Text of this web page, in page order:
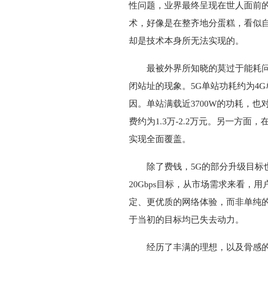
性问题，业界最终呈现在世人面前
术，好像是在整齐地分蛋糕，看似
却是技术本身所无法实现的。
最被外界所知晓的莫过于能耗
闭站址的现象。5G单站功耗约为
因。单站满载近3700W的功耗，也
费约为1.3万-2.2万元。另一方面，
实现全面覆盖。
除了费钱，5G的部分升级目
20Gbps目标，从市场需求来看，
定、更优质的网络体验，而非单纯
于当初的目标均已失去动力。
经历了丰满的理想，以及骨感